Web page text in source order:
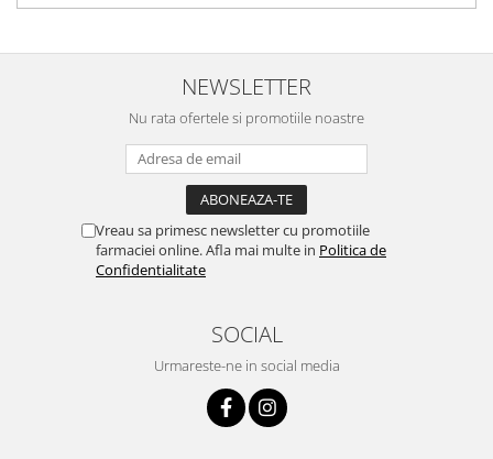
NEWSLETTER
Nu rata ofertele si promotiile noastre
Vreau sa primesc newsletter cu promotiile
farmaciei online. Afla mai multe in Politica de
Confidentialitate
SOCIAL
Urmareste-ne in social media